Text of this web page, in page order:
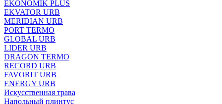
EKONOMIK PLUS
EKVATOR URB
MERIDIAN URB
PORT TERMO
GLOBAL URB
LIDER URB
DRAGON TERMO
RECORD URB
FAVORIT URB
ENERGY URB
Искусственная трава
Напольный плинтус